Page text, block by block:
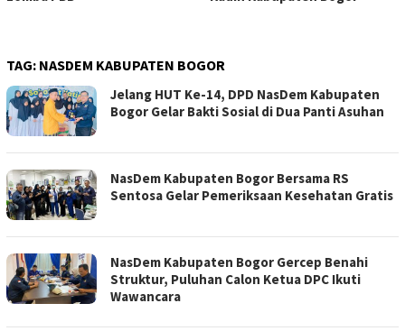
TAG: NASDEM KABUPATEN BOGOR
Jelang HUT Ke-14, DPD NasDem Kabupaten
Bogor Gelar Bakti Sosial di Dua Panti Asuhan
NasDem Kabupaten Bogor Bersama RS
Sentosa Gelar Pemeriksaan Kesehatan Gratis
NasDem Kabupaten Bogor Gercep Benahi
Struktur, Puluhan Calon Ketua DPC Ikuti
Wawancara